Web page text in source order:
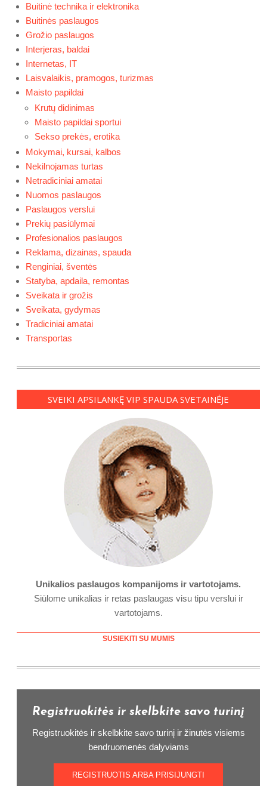
Buitinė technika ir elektronika
Buitinės paslaugos
Grožio paslaugos
Interjeras, baldai
Internetas, IT
Laisvalaikis, pramogos, turizmas
Maisto papildai
Krutų didinimas
Maisto papildai sportui
Sekso prekės, erotika
Mokymai, kursai, kalbos
Nekilnojamas turtas
Netradiciniai amatai
Nuomos paslaugos
Paslaugos verslui
Prekių pasiūlymai
Profesionalios paslaugos
Reklama, dizainas, spauda
Renginiai, šventės
Statyba, apdaila, remontas
Sveikata ir grožis
Sveikata, gydymas
Tradiciniai amatai
Transportas
SVEIKI APSILANKĘ VIP SPAUDA SVETAINĖJE
Unikalios paslaugos kompanijoms ir vartotojams.
Siūlome unikalias ir retas paslaugas visu tipu verslui ir
vartotojams.
SUSIEKITI SU MUMIS
Registruokitės ir skelbkite savo turinį
Registruokitės ir skelbkite savo turinį ir žinutės visiems
bendruomenės dalyviams
REGISTRUOTIS ARBA PRISIJUNGTI